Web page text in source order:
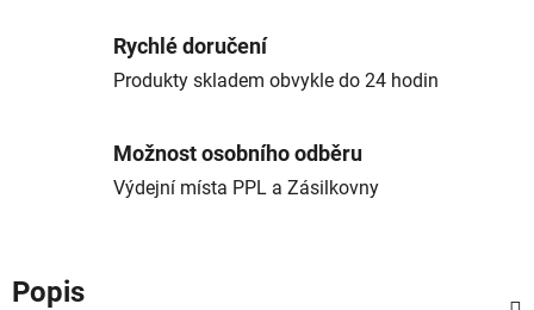
Rychlé doručení
Produkty skladem obvykle do 24 hodin
Možnost osobního odběru
Výdejní místa PPL a Zásilkovny
Popis